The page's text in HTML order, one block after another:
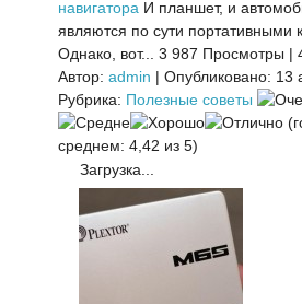
навигатора И планшет, и
являются по сути портативными
Однако, вот...
3 987 Просмотры |
Автор: admin | Опубликовано: 13
Рубрика: Полезные советы
среднем: 4,42 из 5)
Загрузка...